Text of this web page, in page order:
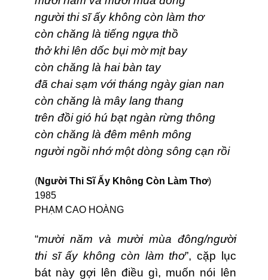
người thi sĩ ấy không còn làm thơ
còn chăng là tiếng ngựa thồ
thở khi lên dốc bụi mờ mịt bay
còn chăng là hai bàn tay
đã chai sạm với tháng ngày gian nan
còn chăng là mây lang thang
trên đồi gió hú bạt ngàn rừng thông
còn chăng là đêm mênh mông
người ngồi nhớ một dòng sông cạn rồi
(Người Thi Sĩ Ấy Không Còn Làm Thơ)
1985
PHẠM CAO HOÀNG
“mười năm và mười mùa đông/người
thi sĩ ấy không còn làm thơ”, cặp lục
bát này gợi lên điều gì, muốn nói lên